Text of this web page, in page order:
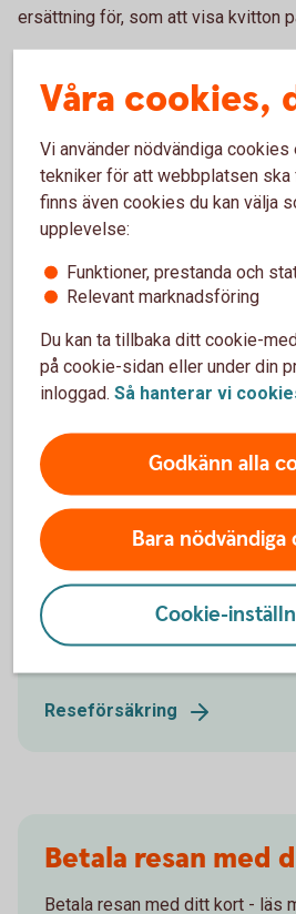
ersättning för, som att visa kvitton
Så här gör du vid inställt
flygbolaget – dit räknas till
strejk eller andra oförutsedda
tillvägagångssätt gäller som vid
tagit en kompletterande försäkring
även ansöka om ersättning under
personförsäkring/
respektive bankkorts
Ett sista råd inför resan är att alltid
nödvändiga i handbagaget så du
värd efter att du har rest långt och
gå tomt i flera varv.
Reseförsäkring
Extra reseskydd med den
Reseförsäkring
Betala resan med
Betala resan med ditt kort - läs
Våra cookies,
Vi använder nödvändiga cookies
tekniker för att webbplatsen ska
finns även cookies du kan välja
upplevelse:
Funktioner, prestanda och
Relevant marknadsföring
Du kan ta tillbaka ditt cookie-
på cookie-sidan eller under din
inloggad. Så hanterar vi
Godkänn alla
Bara nödvändiga
Cookie-